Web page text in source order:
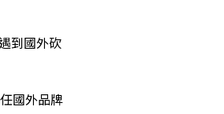
到國外砍
國外品牌